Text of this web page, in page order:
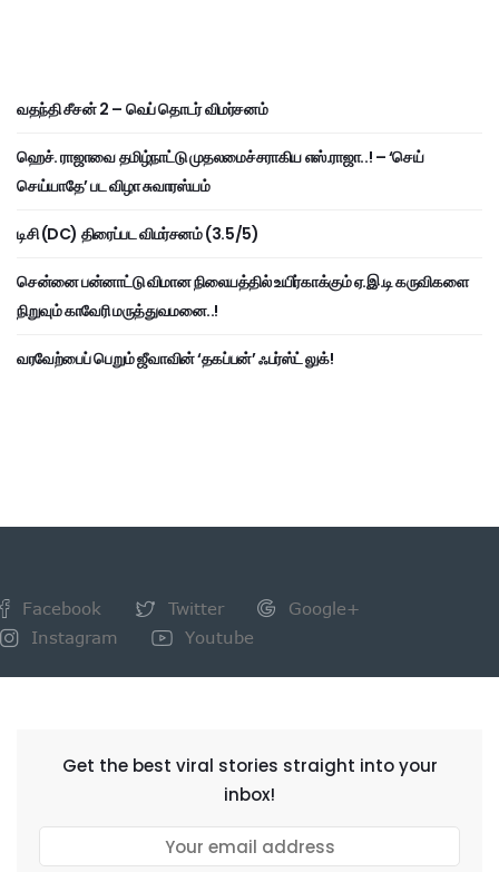
வதந்தி சீசன் 2 – வெப் தொடர் விமர்சனம்
ஹெச். ராஜாவை தமிழ்நாட்டு முதலமைச்சராகிய எஸ்.ராஜா..! – ‘செய்
செய்யாதே’ பட விழா சுவாரஸ்யம்
டிசி (DC) திரைப்பட விமர்சனம் (3.5/5)
சென்னை பன்னாட்டு விமான நிலையத்தில் உயிர்காக்கும் ஏ.இ.டி கருவிகளை
நிறுவும் காவேரி மருத்துவமனை..!
வரவேற்பைப் பெறும் ஜீவாவின் ‘தகப்பன்’ ஃபர்ஸ்ட் லுக்!
Facebook Twitter
Google+
Instagram
Youtube
Get the best viral stories straight into your
inbox!